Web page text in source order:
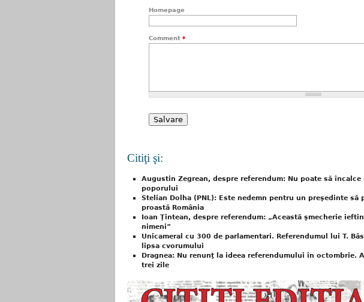
Homepage
Comment *
Citiţi şi:
Augustin Zegrean, despre referendum: Nu poate să încalce
poporului
Stelian Dolha (PNL): Este nedemn pentru un preşedinte să
proastă România
Ioan Ţintean, despre referendum: „Această şmecherie
nimeni”
Unicameral cu 300 de parlamentari. Referendumul lui T.
lipsa cvorumului
Dragnea: Nu renunţ la ideea referendumului în octombrie.
trei zile